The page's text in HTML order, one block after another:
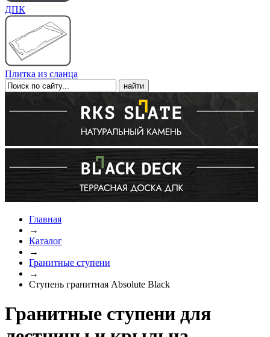
ДПК
Плитка из сланца
Главная
→
Каталог
→
Гранитные ступени
→
Ступень гранитная Absolute Black
Гранитные ступени для